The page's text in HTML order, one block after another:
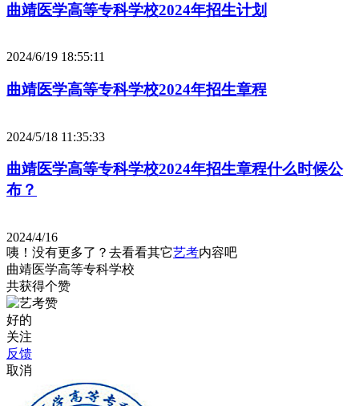
曲靖医学高等专科学校2024年招生计划
2024/6/19 18:55:11
曲靖医学高等专科学校2024年招生章程
2024/5/18 11:35:33
曲靖医学高等专科学校2024年招生章程什么时候公
布？
2024/4/16
咦！没有更多了？去看看其它艺考内容吧
曲靖医学高等专科学校
共获得个赞
好的
关注
反馈
取消